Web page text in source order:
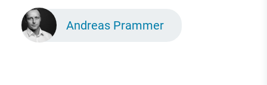
Andreas Prammer